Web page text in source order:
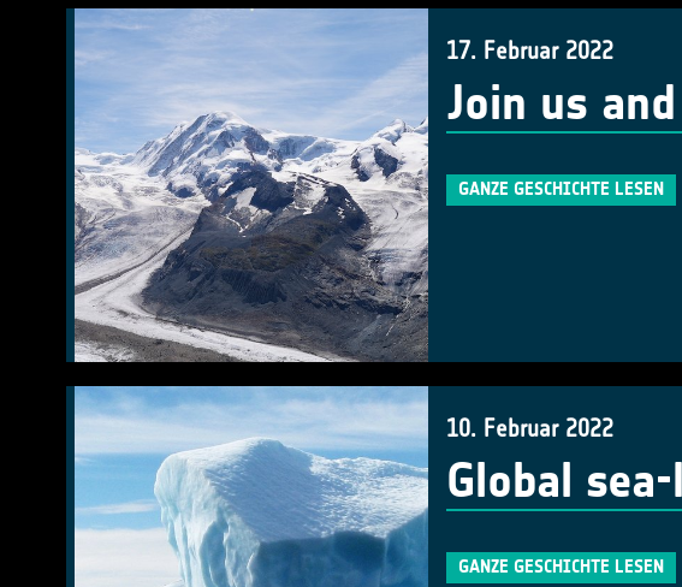
17. Februar 2022
Join us
GANZE GESCHICHTE LESEN
10. Februar 2022
Global
GANZE GESCHICHTE LESEN